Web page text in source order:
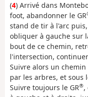
(4) Arrivé dans
foot, abandonner le GR
stand de tir à l'arc
obliquer à gauche sur
bout de ce chemin,
l'intersection,
Suivre alors un
par les arbres, et sous
Suivre toujours le GR®,